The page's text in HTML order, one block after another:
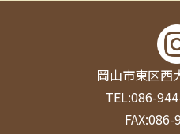
岡山市東区西
TEL:086-